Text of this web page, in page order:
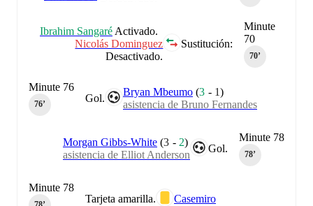
Minute
70
70‎’‎
Sustitución:
Ibrahim Sangaré Activado.
Nicolás Dominguez
Desactivado.
Gol.
Bryan Mbeumo (3 - 1)
asistencia de Bruno Fernandes
Minute 76
76‎’‎
Minute 78
78‎’‎
Gol.
Morgan Gibbs-White (3 - 2)
asistencia de Elliot Anderson
Tarjeta amarilla. Casemiro
Minute 78